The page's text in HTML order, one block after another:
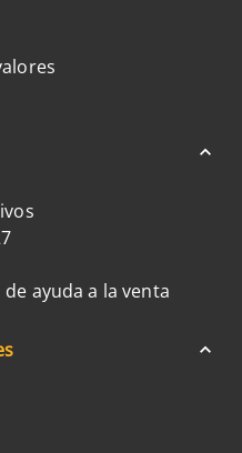
ayuda a la venta